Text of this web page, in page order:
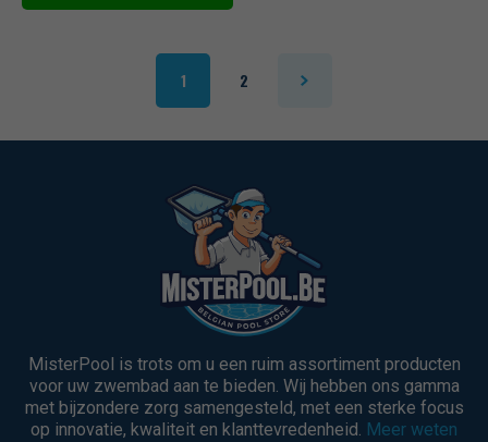
1 2
MisterPool is trots om u een ruim assortiment producten
voor uw zwembad aan te bieden. Wij hebben ons gamma
met bijzondere zorg samengesteld, met een sterke focus
op innovatie, kwaliteit en klanttevredenheid. Meer weten